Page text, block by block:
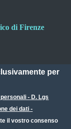
di Firenze
per
- D. Lgs
dei dati -
il vostro consenso